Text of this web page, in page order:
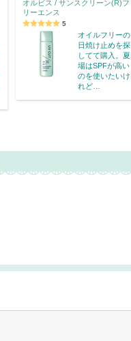
オルビス / サンスクリーン(R)フ
リーエンス
5
オイルフリーの
日焼け止めを探
してて購入。夏
場はSPFが高い
のを使いたいけ
れど…